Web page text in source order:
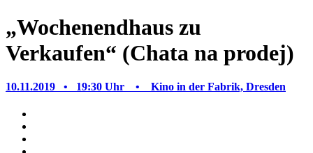
„Wochenendhaus zu
Verkaufen“ (Chata na prodej)
10.11.2019 • 19:30 Uhr • Kino in der Fabrik, Dresden